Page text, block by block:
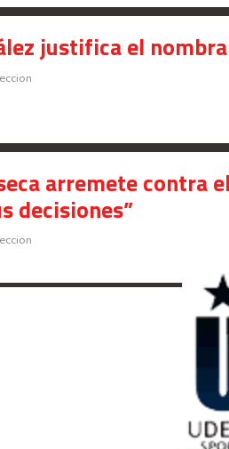
justifica el
arremete contra
decisiones”